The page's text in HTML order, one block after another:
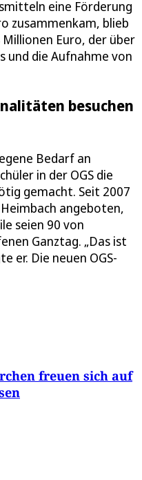
eine Förderung
zusammenkam, blieb
Euro, der über
und die Aufnahme von
besuchen
Bedarf an
in der OGS die
gemacht. Seit 2007
angeboten,
seien 90 von
Ganztag. „Das ist
er. Die neuen OGS-
freuen sich auf